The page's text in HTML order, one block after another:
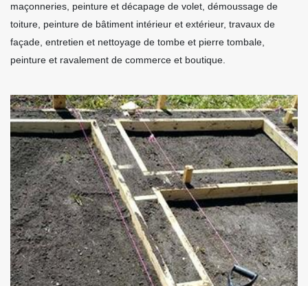
maçonneries, peinture et décapage de volet, démoussage de
toiture, peinture de bâtiment intérieur et extérieur, travaux de
façade, entretien et nettoyage de tombe et pierre tombale,
peinture et ravalement de commerce et boutique.